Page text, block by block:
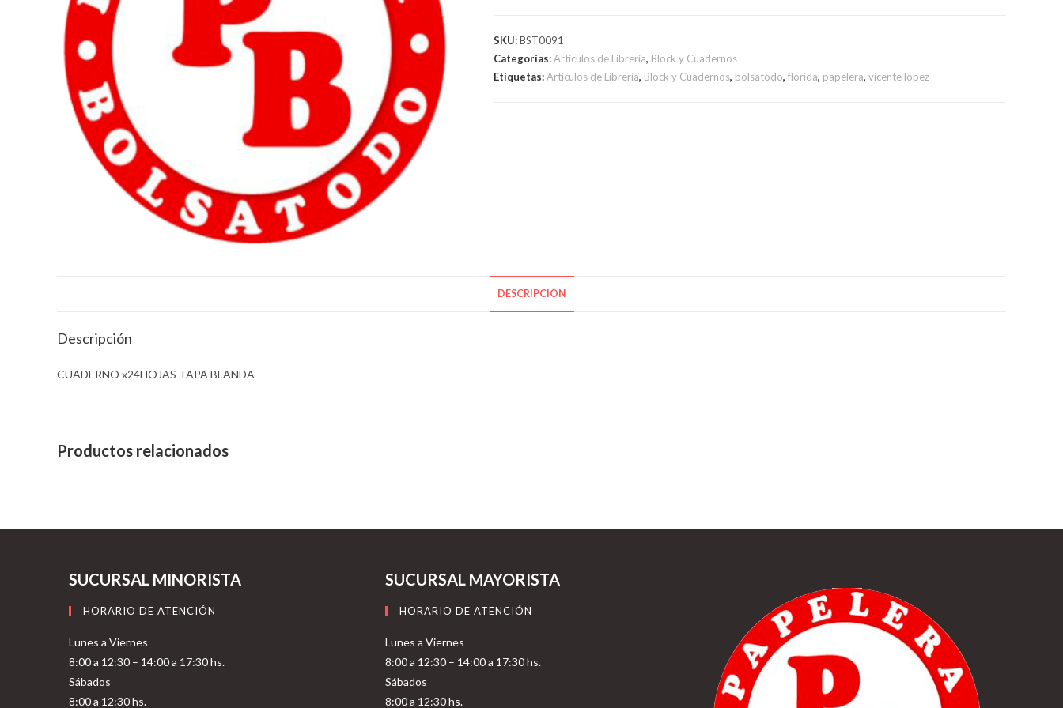
cantidad
SKU:BST0091
Categorías:Articulos de Libreria, Block y Cuadernos
Etiquetas:Articulos de Libreria, Block y Cuadernos, bolsatodo, florida, papelera, vicente lopez
DESCRIPCIÓN
Descripción
CUADERNO x24HOJAS TAPA BLANDA
Productos relacionados
SUCURSAL MINORISTA
HORARIO DE ATENCIÓN
Lunes a Viernes
8:00 a 12:30 – 14:00 a 17:30 hs.
Sábados
8:00 a 12:30 hs.
SUCURSAL MAYORISTA
HORARIO DE ATENCIÓN
Lunes a Viernes
8:00 a 12:30 – 14:00 a 17:30 hs.
Sábados
8:00 a 12:30 hs.